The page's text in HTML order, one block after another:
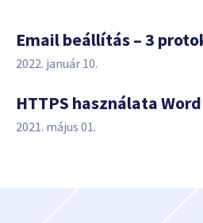
Email beállítás – 3
2022. január 10.
HTTPS használata
2021. május 01.